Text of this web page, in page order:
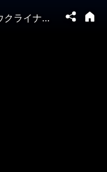
米機密文書 NATOは既にウクライナ戦争に参戦した